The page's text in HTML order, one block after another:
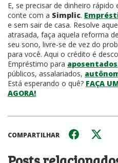
E, se precisar de dinheiro
conte com a Simplic.
e sem sair de casa. Resolve
atrasada, faça aquela reforma
seu sono, livre-se de vez do
para você. Aqui o crédito é
Empréstimo para aposentados
públicos, assalariados,
Está esperando o quê? FAÇA
AGORA!
COMPARTILHAR